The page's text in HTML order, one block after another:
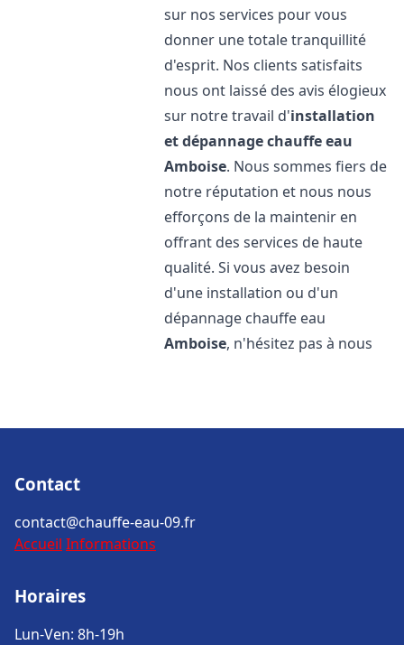
sur nos services pour vous
donner une totale tranquillité
d'esprit. Nos clients satisfaits
nous ont laissé des avis élogieux
sur notre travail d'installation
et dépannage chauffe eau
Amboise. Nous sommes fiers de
notre réputation et nous nous
efforçons de la maintenir en
offrant des services de haute
qualité. Si vous avez besoin
d'une installation ou d'un
dépannage chauffe eau
Amboise, n'hésitez pas à nous
Contact
contact@chauffe-eau-09.fr
Accueil Informations
Horaires
Lun-Ven: 8h-19h